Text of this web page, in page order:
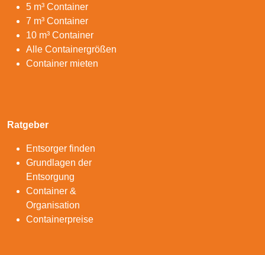
5 m³ Container
7 m³ Container
10 m³ Container
Alle Containergrößen
Container mieten
Ratgeber
Entsorger finden
Grundlagen der
Entsorgung
Container &
Organisation
Containerpreise